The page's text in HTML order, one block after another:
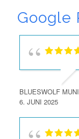
Google
BLUESWOLF
6. JUNI 2025